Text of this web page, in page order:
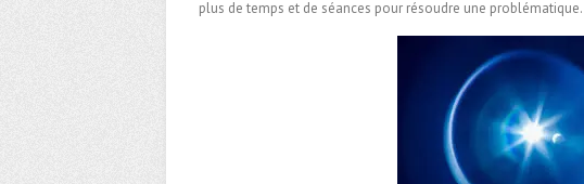
plus de temps et de séances pour résoudre une problématique.